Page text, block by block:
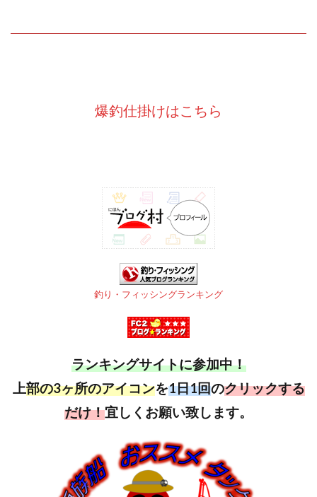
爆釣仕掛けはこちら
釣り・フィッシングランキング
ランキングサイトに参加中！
上部の3ヶ所のアイコンを1日1回のクリックする
だけ！宜しくお願い致します。